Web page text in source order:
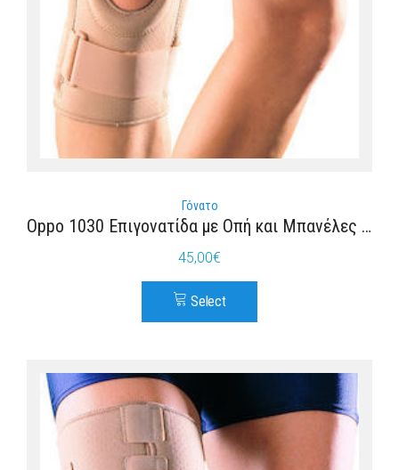
Γόνατο
Oppo 1030 Επιγονατίδα με Οπή και Μπανέλες σε Μπεζ χρώμα
45,00€
Select